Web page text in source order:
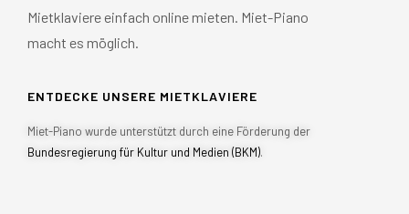
Mietklaviere einfach online mieten. Miet-Piano
macht es möglich.
ENTDECKE UNSERE MIETKLAVIERE
Miet-Piano wurde unterstützt durch eine Förderung der
Bundesregierung für Kultur und Medien (BKM).